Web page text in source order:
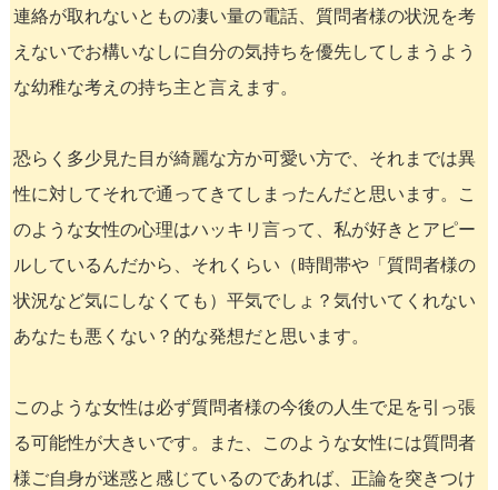
連絡が取れないともの凄い量の電話、質問者様の状況を考
えないでお構いなしに自分の気持ちを優先してしまうよう
な幼稚な考えの持ち主と言えます。
恐らく多少見た目が綺麗な方か可愛い方で、それまでは異
性に対してそれで通ってきてしまったんだと思います。こ
のような女性の心理はハッキリ言って、私が好きとアピー
ルしているんだから、それくらい（時間帯や「質問者様の
状況など気にしなくても）平気でしょ？気付いてくれない
あなたも悪くない？的な発想だと思います。
このような女性は必ず質問者様の今後の人生で足を引っ張
る可能性が大きいです。また、このような女性には質問者
様ご自身が迷惑と感じているのであれば、正論を突きつけ